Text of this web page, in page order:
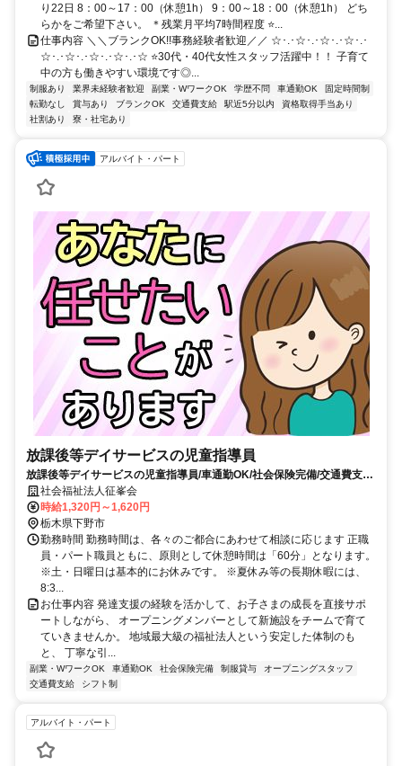
り22日 8：00～17：00（休憩1h） 9：00～18：00（休憩1h） どち
らかをご希望下さい。 ＊残業月平均7時間程度 ⭐...
仕事内容 ＼＼ブランクOK!!事務経験者歓迎／／ ☆･.･☆･.･☆･.･☆･.･
☆･.･☆･.･☆･.･☆･.･☆ ⭐30代・40代女性スタッフ活躍中！！ 子育て
中の方も働きやすい環境です◎...
制服あり 業界未経験者歓迎 副業・WワークOK 学歴不問 車通勤OK
固定時間制
転勤なし
賞与あり ブランクOK 交通費支給 駅近5分以内
資格取得手当あり
社割あり
寮・社宅あり
アルバイト・パート
放課後等デイサービスの児童指導員
放課後等デイサービスの児童指導員/車通勤OK/社会保険完備/交通費支給/
下野市/11746
社会福祉法人征峯会
時給1,320円～1,620円
栃木県下野市
勤務時間 勤務時間は、各々のご都合にあわせて相談に応じます 正職
員・パート職員ともに、原則として休憩時間は「60分」となります。
※土・日曜日は基本的にお休みです。 ※夏休み等の長期休暇には、
8:3...
お仕事内容 発達支援の経験を活かして、お子さまの成長を直接サポ
ートしながら、 オープニングメンバーとして新施設をチームで育て
ていきませんか。 地域最大級の福祉法人という安定した体制のも
と、 丁寧な引...
副業・WワークOK 車通勤OK 社会保険完備 制服貸与
オープニングスタッフ
交通費支給
シフト制
アルバイト・パート